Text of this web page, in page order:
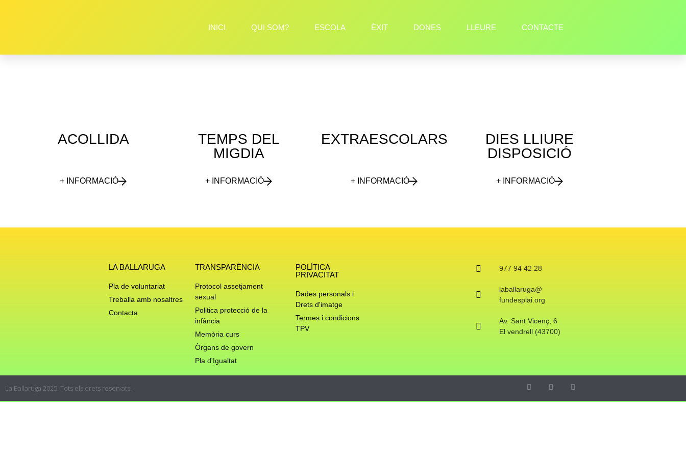
INICI QUI SOM? ESCOLA ÈXIT DONES LLEURE CONTACTE
ACOLLIDA
TEMPS DEL
MIGDIA
EXTRAESCOLARS
DIES LLIURE
DISPOSICIÓ
+ INFORMACIÓ + INFORMACIÓ + INFORMACIÓ + INFORMACIÓ
LA BALLARUGA
Pla de voluntariat
Treballa amb nosaltres
Contacta
TRANSPARÈNCIA
Protocol assetjament
sexual
Politica protecció de la
infància
Memòria curs
Òrgans de govern
Pla d'Igualtat
POLÍTICA
PRIVACITAT
Dades personals i
Drets d'imatge
Termes i condicions
TPV
977 94 42 28
laballaruga@
fundesplai.org
Av. Sant Vicenç, 6
El vendrell (43700)
La Ballaruga 2025. Tots els drets reservats.